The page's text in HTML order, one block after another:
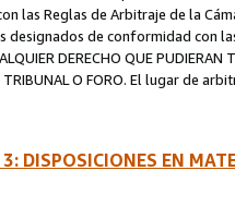
las Reglas de Arbitraje de la
de conformidad con las
DERECHO QUE
TRIBUNAL O FORO. El lugar de
DISPOSICIONES EN